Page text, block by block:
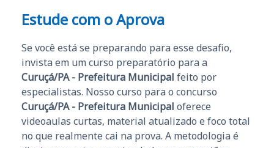
Estude com o Aprova
Se você está se preparando para esse desafio,
invista em um curso preparatório para a
Curuçá/PA - Prefeitura Municipal feito por
especialistas. Nosso curso para o concurso
Curuçá/PA - Prefeitura Municipal oferece
videoaulas curtas, material atualizado e foco total
no que realmente cai na prova. A metodologia é